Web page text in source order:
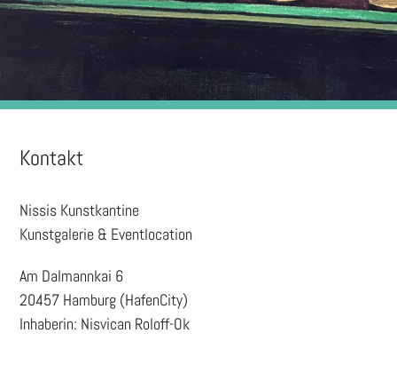
Kontakt
Nissis Kunstkantine
Kunstgalerie & Eventlocation
Am Dalmannkai 6
20457 Hamburg (HafenCity)
Inhaberin: Nisvican Roloff-Ok